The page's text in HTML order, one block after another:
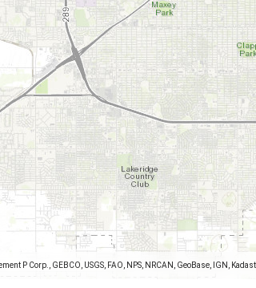
P Corp., GEBCO, USGS, FAO, NPS, NRCAN, GeoBase, IGN,